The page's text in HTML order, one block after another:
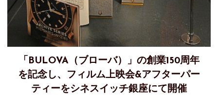
「BULOVA（ブローバ）」の創業150周年
を記念し、フィルム上映会&アフターパー
ティーをシネスイッチ銀座にて開催